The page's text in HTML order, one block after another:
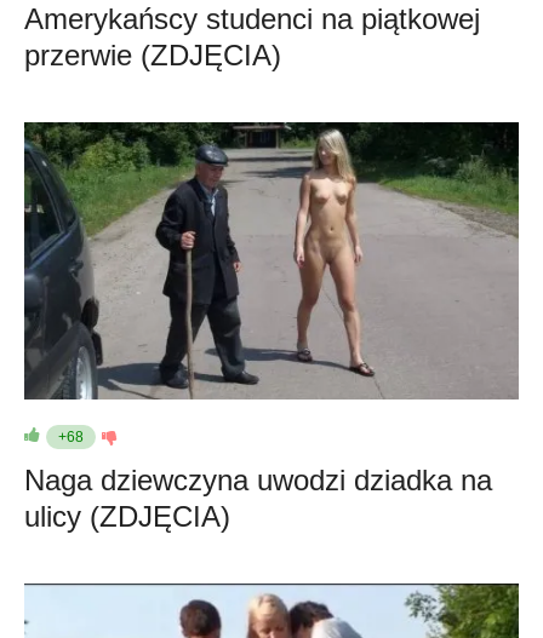
Amerykańscy studenci na piątkowej
przerwie (ZDJĘCIA)
+68
Naga dziewczyna uwodzi dziadka na
ulicy (ZDJĘCIA)